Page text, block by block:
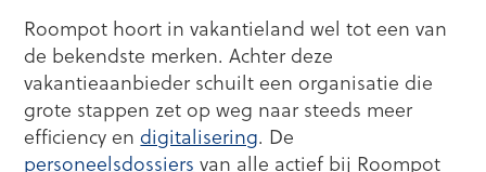
Roompot hoort in vakantieland wel tot een van
de bekendste merken. Achter deze
vakantieaanbieder schuilt een organisatie die
grote stappen zet op weg naar steeds meer
efficiency endigitalisering. De
personeelsdossiers van alle actief bij Roompot